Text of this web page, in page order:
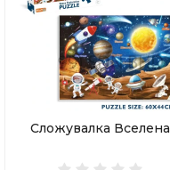
Сложувалка Вселена